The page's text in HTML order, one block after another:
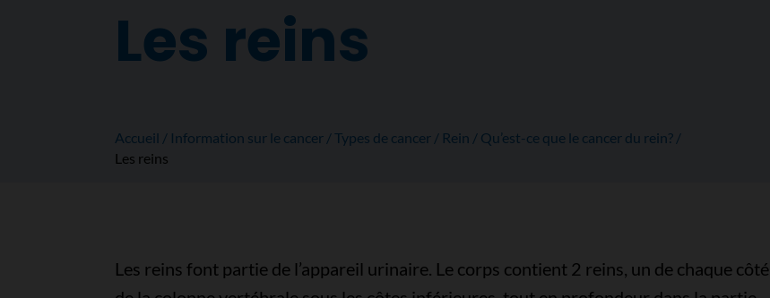
Les reins
Accueil Information sur le cancer Types de cancer Rein
Qu’est-ce que le cancer du rein?
Les reins
Les reins font partie de l’appareil urinaire. Le corps contient 2 reins, un de chaque côté